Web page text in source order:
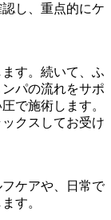
し、重点的にケ
す。続いて、ふ
パの流れをサポ
で施術します。
クスしてお受け
ケアや、日常で
す。